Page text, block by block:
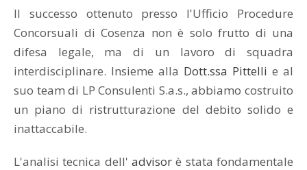
Il successo ottenuto presso l'Ufficio Procedure
Concorsuali di Cosenza non è solo frutto di una
difesa legale, ma di un lavoro di squadra
interdisciplinare. Insieme alla Dott.ssa Pittelli e al
suo team di LP Consulenti S.a.s., abbiamo costruito
un piano di ristrutturazione del debito solido e
inattaccabile.
L'analisi tecnica dell' advisor è stata fondamentale